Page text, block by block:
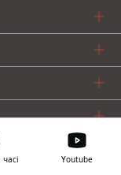
Youtube